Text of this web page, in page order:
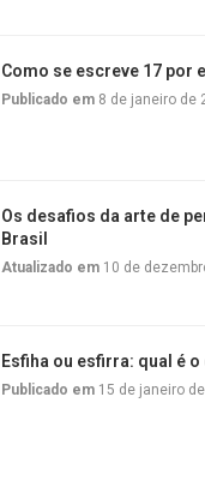
Como se escreve 17 por
Publicado em 8 de janeiro de
Os desafios da arte de
Brasil
Atualizado em 10 de
Esfiha ou esfirra: qual é
Publicado em 15 de janeiro